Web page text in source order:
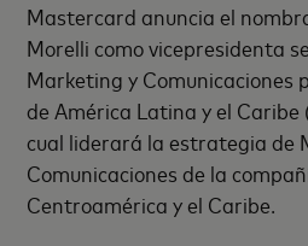
Mastercard anuncia el
Morelli como vicepresidenta
Marketing y Comunicaciones
de América Latina y el Caribe
cual liderará la estrategia de
Comunicaciones de la
Centroamérica y el Caribe.